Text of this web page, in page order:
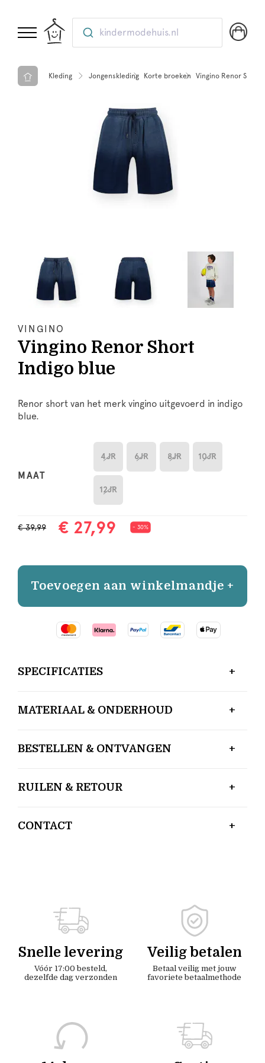
kindermodehuis.nl
Kleding Jongenskleding Korte broeken Vingino Renor Short
VINGINO
Vingino Renor Short
Indigo blue
Renor short van het merk vingino uitgevoerd in indigo
blue.
MAAT
4JR 6JR 8JR 10JR
12JR
€ 39,99 € 27,99 - 30%
Toevoegen aan winkelmandje +
SPECIFICATIES
MATERIAAL & ONDERHOUD
BESTELLEN & ONTVANGEN
RUILEN & RETOUR
CONTACT
Snelle levering
Vóór 17:00 besteld,
dezelfde dag verzonden
Veilig betalen
Betaal veilig met jouw
favoriete betaalmethode